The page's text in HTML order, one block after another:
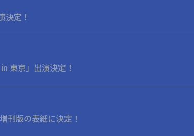
定！
東京」出演決定！
刊版の表紙に決定！